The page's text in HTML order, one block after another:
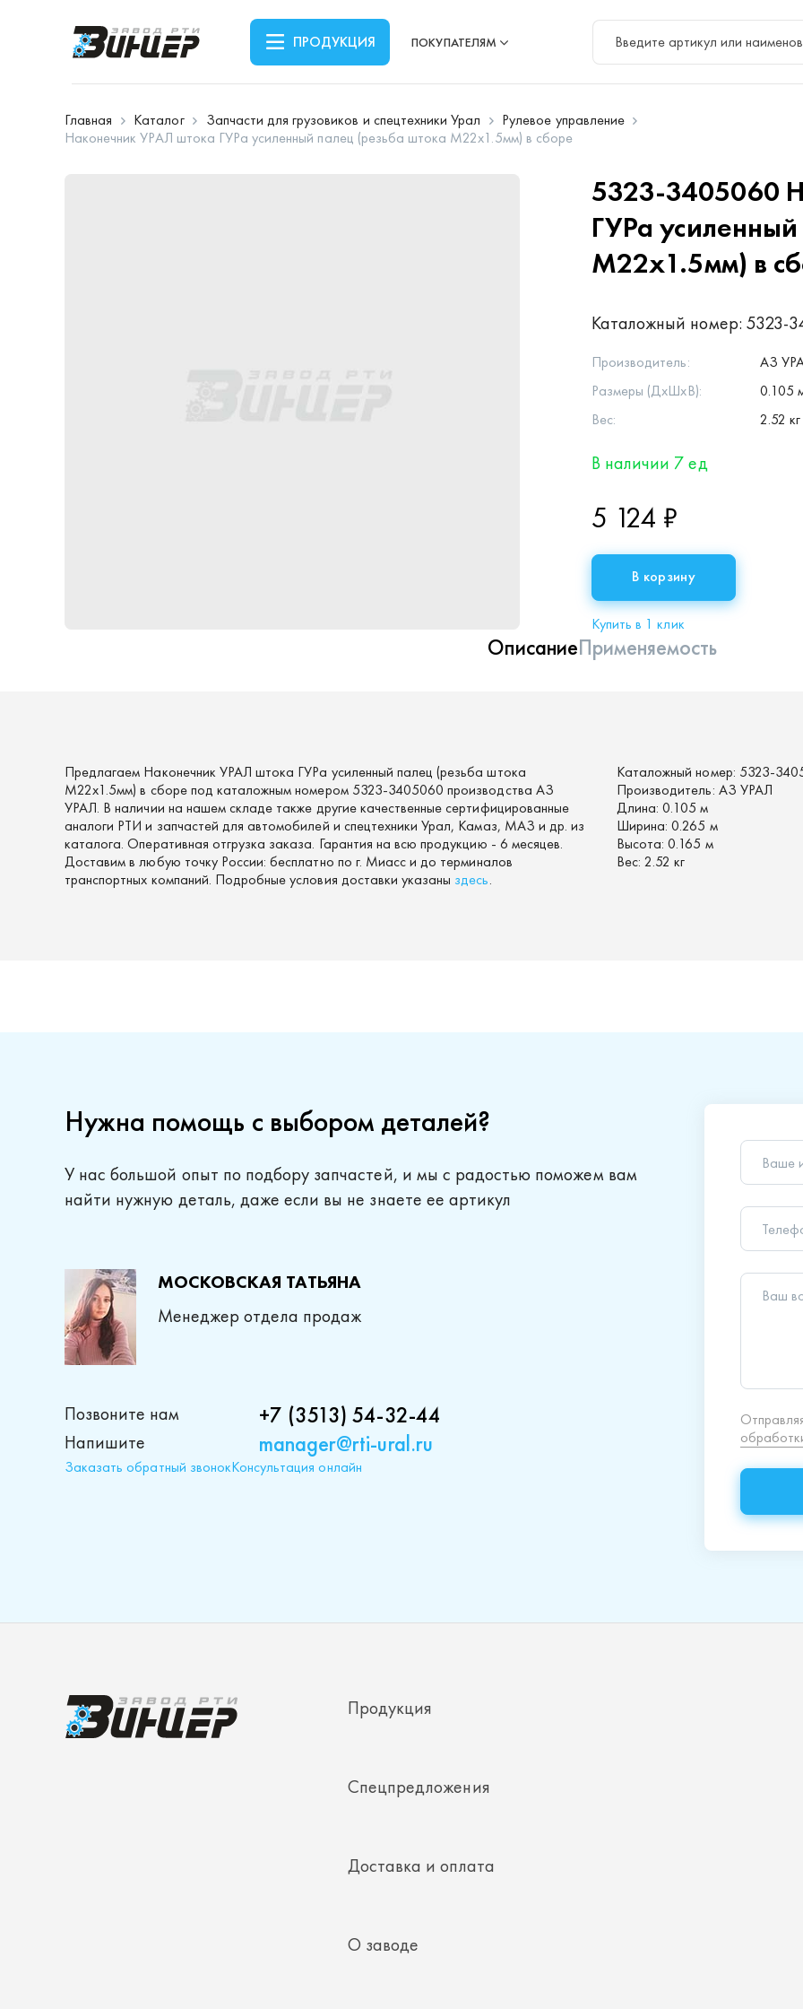
ПРОДУКЦИЯ ПОКУПАТЕЛЯМ
Главная Каталог Запчасти для грузовиков и спецтехники Урал
Рулевое управление
Наконечник УРАЛ штока ГУРа усиленный палец (резьба штока М22х1.5мм) в сборе
5323-3405060
ГУРа
М22х1.5мм) в
Каталожный номер: 5323-
Производитель:
АЗ
Размеры (ДхШхВ):
0.105
Вес:
2.52 кг
В наличии 7 ед
5 124 ₽
В корзину
Купить в 1 клик
ОписаниеПрименяемость
Предлагаем Наконечник УРАЛ штока ГУРа усиленный палец (резьба штока
М22х1.5мм) в сборе под каталожным номером 5323-3405060 производства АЗ
УРАЛ. В наличии на нашем складе также другие качественные сертифицированные
аналоги РТИ и запчастей для автомобилей и спецтехники Урал, Камаз, МАЗ и др. из
каталога. Оперативная отгрузка заказа. Гарантия на всю продукцию - 6 месяцев.
Доставим в любую точку России: бесплатно по г. Миасс и до терминалов
транспортных компаний. Подробные условия доставки указаны здесь.
Каталожный номер: 5323-
Производитель: АЗ УРАЛ
Длина: 0.105 м
Ширина: 0.265 м
Высота: 0.165 м
Вес: 2.52 кг
Нужна помощь с выбором деталей?
У нас большой опыт по подбору запчастей, и мы с радостью поможем вам
найти нужную деталь, даже если вы не знаете ее артикул
МОСКОВСКАЯ ТАТЬЯНА
Менеджер отдела продаж
Позвоните нам +7 (3513) 54-32-44
Напишите manager@rti-ural.ru
Заказать обратный звонокКонсультация онлайн
Ваше
Ваш
Спецпредложения
Доставка и оплата
О заводе
Контакты